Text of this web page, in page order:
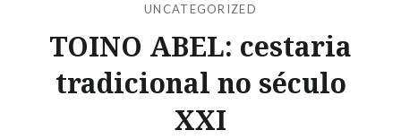
UNCATEGORIZED
TOINO ABEL: cestaria
tradicional no século
XXI